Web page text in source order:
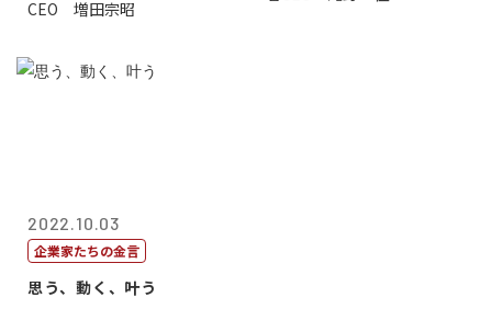
CEO 増田宗昭
2022.10.03
企業家たちの金言
思う、動く、叶う